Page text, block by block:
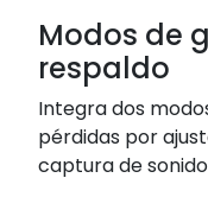
Modos de
respaldo
Integra dos
pérdidas por
captura de